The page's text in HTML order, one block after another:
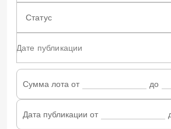
Статус
Дате публикации
Сумма лота от до
Дата публикации от